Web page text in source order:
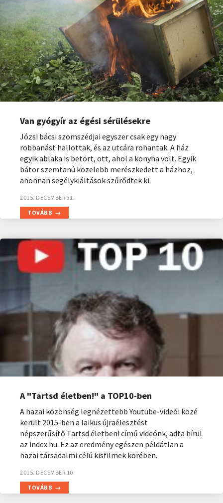
Van gyógyír az égési sérülésekre
Józsi bácsi szomszédjai egyszer csak egy nagy
robbanást hallottak, és az utcára rohantak. A ház
egyik ablaka is betört, ott, ahol a konyha volt. Egyik
bátor szemtanú közelebb merészkedett a házhoz,
ahonnan segélykiáltások szűrődtek ki.
TOVÁBB
2015. DECEMBER 31.
A "Tartsd életben!" a TOP10-ben
A hazai közönség legnézettebb Youtube-videói közé
került 2015-ben a laikus újraélesztést
népszerűsítő Tartsd életben! című videónk, adta hírül
az index.hu. Ez az eredmény egészen példátlan a
hazai társadalmi célú kisfilmek körében.
TOVÁBB
2015. DECEMBER 10.